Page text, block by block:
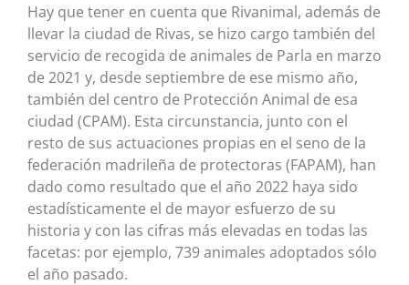
Hay que tener en cuenta que Rivanimal, además de
llevar la ciudad de Rivas, se hizo cargo también del
servicio de recogida de animales de Parla en marzo
de 2021 y, desde septiembre de ese mismo año,
también del centro de Protección Animal de esa
ciudad (CPAM). Esta circunstancia, junto con el
resto de sus actuaciones propias en el seno de la
federación madrileña de protectoras (FAPAM), han
dado como resultado que el año 2022 haya sido
estadísticamente el de mayor esfuerzo de su
historia y con las cifras más elevadas en todas las
facetas: por ejemplo, 739 animales adoptados sólo
el año pasado.